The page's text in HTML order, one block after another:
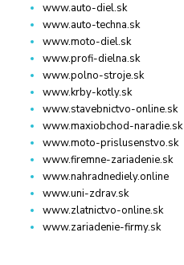
www.auto-diel.sk
www.auto-techna.sk
www.moto-diel.sk
www.profi-dielna.sk
www.polno-stroje.sk
www.krby-kotly.sk
www.stavebnictvo-online.sk
www.maxiobchod-naradie.sk
www.moto-prislusenstvo.sk
www.firemne-zariadenie.sk
www.nahradnediely.online
www.uni-zdrav.sk
www.zlatnictvo-online.sk
www.zariadenie-firmy.sk